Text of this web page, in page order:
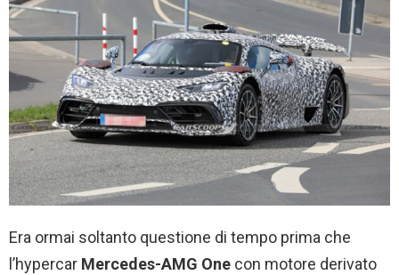
Era ormai soltanto questione di tempo prima che
l’hypercar Mercedes-AMG One con motore derivato